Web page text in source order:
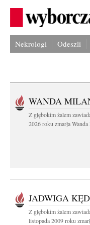
Nekrologi Odeszli
WANDA
Z głębokim żalem
2026 roku zmarła
JADWIGA
Z głębokim żalem
listopada 2009 roku